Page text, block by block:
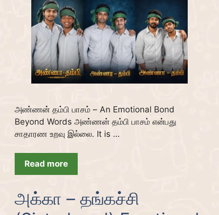
அண்ணன் தம்பி பாசம் – An Emotional Bond
Beyond Words அண்ணன் தம்பி பாசம் என்பது
சாதாரண உறவு இல்லை. It is …
Read more
அக்கா – தங்கச்சி